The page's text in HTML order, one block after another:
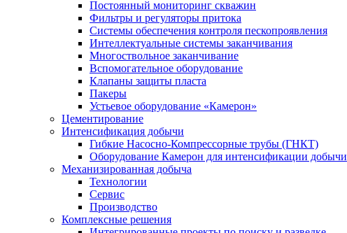
Постоянный мониторинг скважин
Фильтры и регуляторы притока
Cистемы обеспечения контроля пескопроявления
Интеллектуальные системы заканчивания
Многоствольное заканчивание
Вспомогательное оборудование
Клапаны защиты пласта
Пакеры
Устьевое оборудование «Камерон»
Цементирование
Интенсификация добычи
Гибкие Насосно-Компрессорные трубы (ГНКТ)
Оборудование Камерон для интенсификации добычи
Механизированная добыча
Технологии
Сервис
Производство
Комплексные решения